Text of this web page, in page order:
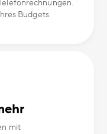
Budgets.
mit